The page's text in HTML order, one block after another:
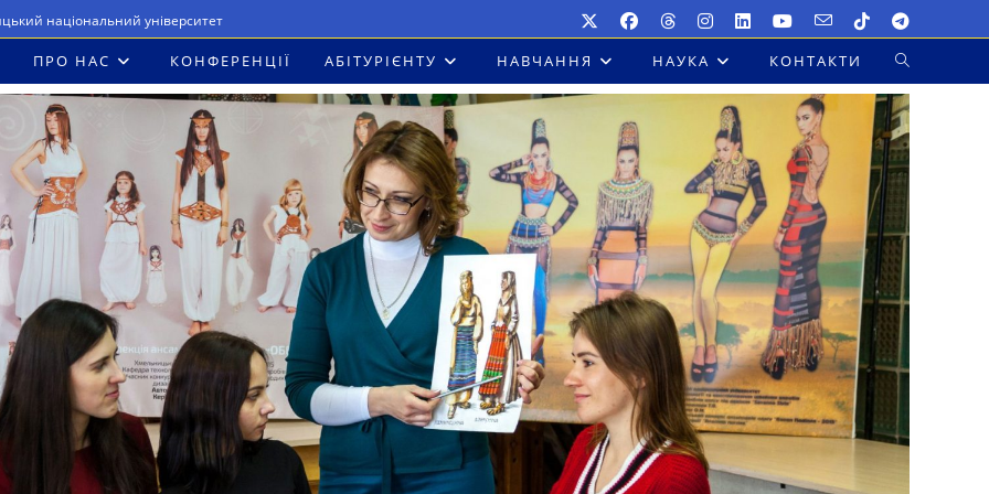
національний університет
ПРО НАС КОНФЕРЕНЦІЇ АБІТУРІЄНТУ НАВЧАННЯ НАУКА КОНТАКТИ
ПОШУК
НА
ВЕБ-
САЙТІ